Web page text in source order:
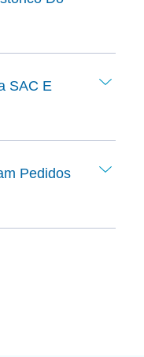
SAC E
Pedidos